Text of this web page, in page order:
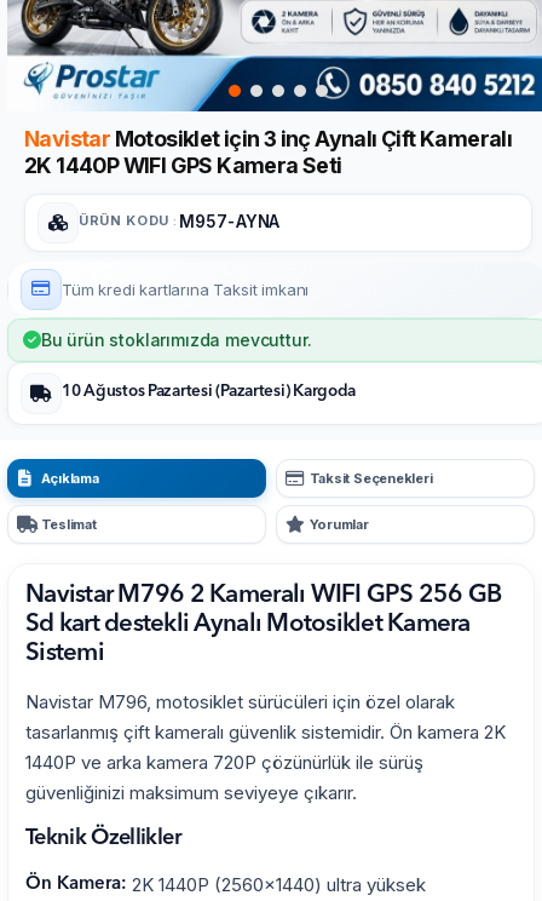
Navistar Motosiklet için 3 inç Aynalı Çift Kameralı
2K 1440P WIFI GPS Kamera Seti
ÜRÜN KODU : M957-AYNA
Tüm kredi kartlarına Taksit imkanı
Bu ürün stoklarımızda mevcuttur.
10 Ağustos Pazartesi (Pazartesi) Kargoda
Açıklama Taksit Seçenekleri
Teslimat Yorumlar
Navistar M796 2 Kameralı WIFI GPS 256 GB
Sd kart destekli Aynalı Motosiklet Kamera
Sistemi
Navistar M796, motosiklet sürücüleri için özel olarak
tasarlanmış çift kameralı güvenlik sistemidir. Ön kamera 2K
1440P ve arka kamera 720P çözünürlük ile sürüş
güvenliğinizi maksimum seviyeye çıkarır.
Teknik Özellikler
Ön Kamera: 2K 1440P (2560x1440) ultra yüksek